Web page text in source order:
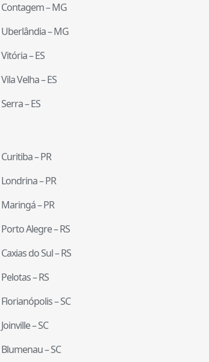
Contagem–MG
Uberlândia–MG
Vitória–ES
Vila Velha–ES
Serra–ES
Curitiba–PR
Londrina–PR
Maringá–PR
Porto Alegre–RS
Caxias do Sul–RS
Pelotas–RS
Florianópolis–SC
Joinville–SC
Blumenau–SC